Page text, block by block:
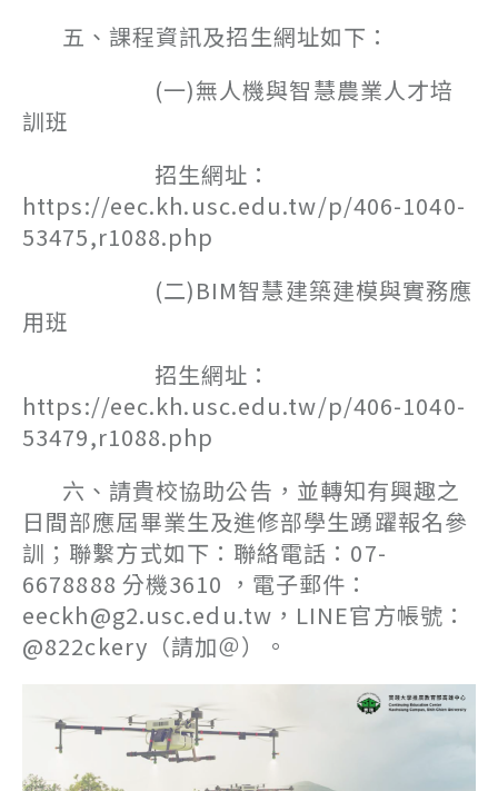
五、課程資訊及招生網址如下：
(一)無人機與智慧農業人才培
訓班
招生網址：
https://eec.kh.usc.edu.tw/p/406-1040-
53475,r1088.php
(二)BIM智慧建築建模與實務應
用班
招生網址：
https://eec.kh.usc.edu.tw/p/406-1040-
53479,r1088.php
六、請貴校協助公告，並轉知有興趣之
日間部應屆畢業生及進修部學生踴躍報名參
訓；聯繫方式如下：聯絡電話：07-
6678888 分機3610 ，電子郵件：
eeckh@g2.usc.edu.tw，LINE官方帳號：
@822ckery（請加＠）。